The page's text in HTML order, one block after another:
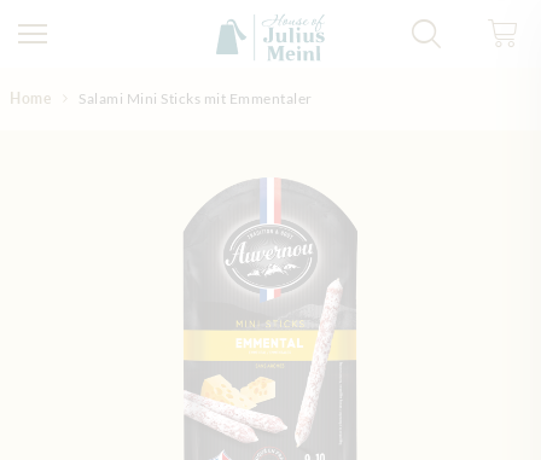
Home Salami Mini Sticks mit Emmentaler